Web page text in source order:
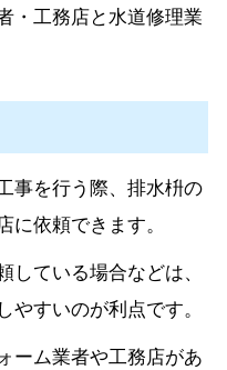
・工務店と水道修理業
事を行う際、排水枡の
依頼できます。
ている場合などは、
すいのが利点です。
ーム業者や工務店があ